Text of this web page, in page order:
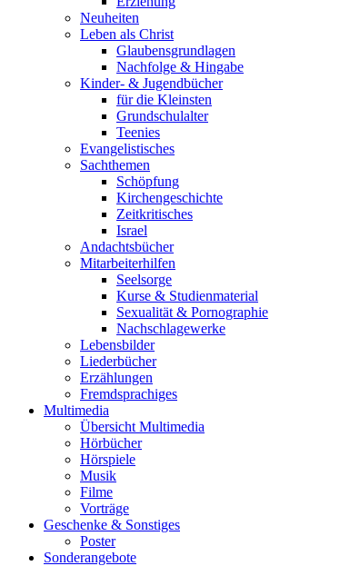
Neuheiten
Leben als Christ
Glaubensgrundlagen
Nachfolge & Hingabe
Kinder- & Jugendbücher
für die Kleinsten
Grundschulalter
Teenies
Evangelistisches
Sachthemen
Schöpfung
Kirchengeschichte
Zeitkritisches
Israel
Andachtsbücher
Mitarbeiterhilfen
Seelsorge
Kurse & Studienmaterial
Sexualität & Pornographie
Nachschlagewerke
Lebensbilder
Liederbücher
Erzählungen
Fremdsprachiges
Multimedia
Übersicht Multimedia
Hörbücher
Hörspiele
Musik
Filme
Vorträge
Geschenke & Sonstiges
Poster
Sonderangebote